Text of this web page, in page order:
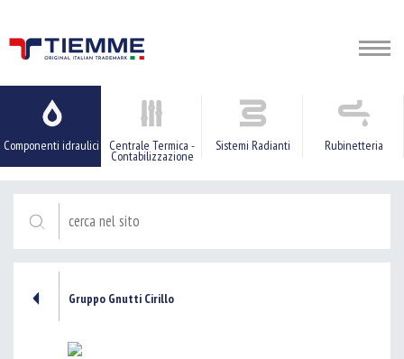
Componenti idraulici Centrale Termica -
Contabilizzazione
Sistemi Radianti Rubinetteria
Gruppo Gnutti Cirillo